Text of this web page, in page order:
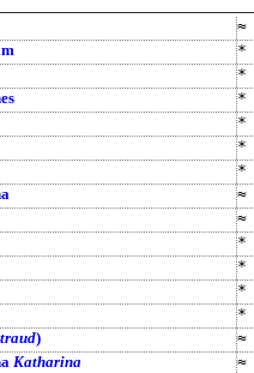
≈
*
*
*
*
*
*
≈
≈
*
*
*
*
) ≈
Katharina ≈